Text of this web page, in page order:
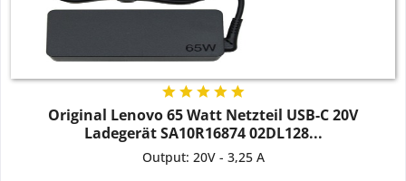
Original Lenovo 65 Watt Netzteil USB-C 20V
Ladegerät SA10R16874 02DL128...
Output: 20V - 3,25 A